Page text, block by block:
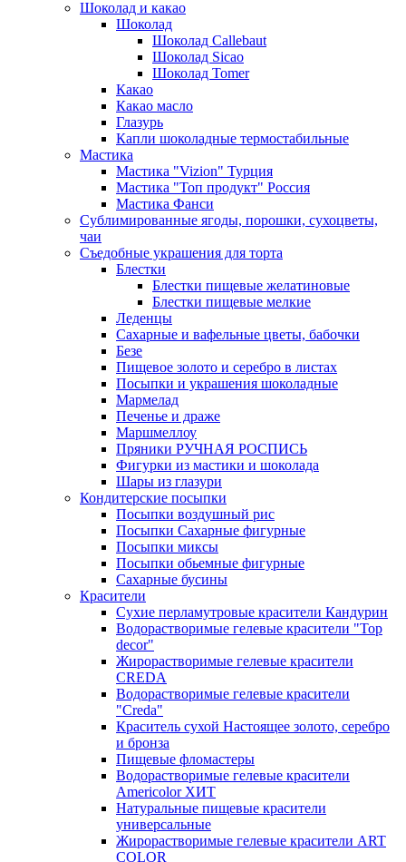
Шоколад и какао
Шоколад
Шоколад Callebaut
Шоколад Sicao
Шоколад Tomer
Какао
Какао масло
Глазурь
Капли шоколадные термостабильные
Мастика
Мастика "Vizion" Турция
Мастика "Топ продукт" Россия
Мастика Фанси
Сублимированные ягоды, порошки, сухоцветы,
чаи
Съедобные украшения для торта
Блестки
Блестки пищевые желатиновые
Блестки пищевые мелкие
Леденцы
Сахарные и вафельные цветы, бабочки
Безе
Пищевое золото и серебро в листах
Посыпки и украшения шоколадные
Мармелад
Печенье и драже
Маршмеллоу
Пряники РУЧНАЯ РОСПИСЬ
Фигурки из мастики и шоколада
Шары из глазури
Кондитерские посыпки
Посыпки воздушный рис
Посыпки Сахарные фигурные
Посыпки миксы
Посыпки обьемные фигурные
Сахарные бусины
Красители
Сухие перламутровые красители Кандурин
Водорастворимые гелевые красители "Top
decor"
Жирорастворимые гелевые красители
CREDA
Водорастворимые гелевые красители
"Creda"
Краситель сухой Настоящее золото, серебро
и бронза
Пищевые фломастеры
Водорастворимые гелевые красители
Americolor ХИТ
Натуральные пищевые красители
универсальные
Жирорастворимые гелевые красители ART
COLOR